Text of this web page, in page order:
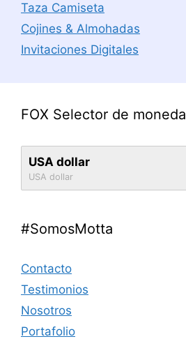
Taza Camiseta
Cojines & Almohadas
Invitaciones Digitales
FOX Selector de moneda
USA dollar
USA dollar
#SomosMotta
Contacto
Testimonios
Nosotros
Portafolio